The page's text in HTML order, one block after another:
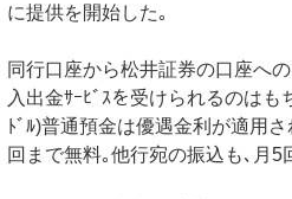
に提供を開始した｡
同行口座から松井証券の口座へ
入出金ｻｰﾋﾞｽを受けられるのはも
ﾄﾞﾙ)普通預金は優遇金利が適用
回まで無料｡他行宛の振込も､月5